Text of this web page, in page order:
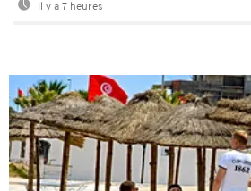
Il y a 7 heures